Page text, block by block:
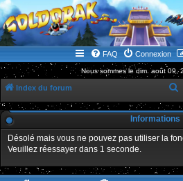
WWW.GOLDORAKGO.COM
le site de la Lune Rouge
FAQ Connexion
Nous sommes le dim. août 09,
Index du forum
e
h
Informations
Désolé mais vous ne pouvez pas utiliser la
Veuillez réessayer dans 1 seconde.